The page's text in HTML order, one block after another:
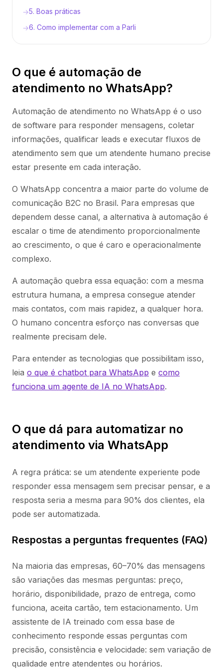
→5. Boas práticas
→6. Como implementar com a Parli
O que é automação de
atendimento no WhatsApp?
Automação de atendimento no WhatsApp é o uso
de software para responder mensagens, coletar
informações, qualificar leads e executar fluxos de
atendimento sem que um atendente humano precise
estar presente em cada interação.
O WhatsApp concentra a maior parte do volume de
comunicação B2C no Brasil. Para empresas que
dependem desse canal, a alternativa à automação é
escalar o time de atendimento proporcionalmente
ao crescimento, o que é caro e operacionalmente
complexo.
A automação quebra essa equação: com a mesma
estrutura humana, a empresa consegue atender
mais contatos, com mais rapidez, a qualquer hora.
O humano concentra esforço nas conversas que
realmente precisam dele.
Para entender as tecnologias que possibilitam isso,
leia o que é chatbot para WhatsApp e como
funciona um agente de IA no WhatsApp.
O que dá para automatizar no
atendimento via WhatsApp
A regra prática: se um atendente experiente pode
responder essa mensagem sem precisar pensar, e a
resposta seria a mesma para 90% dos clientes, ela
pode ser automatizada.
Respostas a perguntas frequentes (FAQ)
Na maioria das empresas, 60–70% das mensagens
são variações das mesmas perguntas: preço,
horário, disponibilidade, prazo de entrega, como
funciona, aceita cartão, tem estacionamento. Um
assistente de IA treinado com essa base de
conhecimento responde essas perguntas com
precisão, consistência e velocidade: sem variação de
qualidade entre atendentes ou horários.